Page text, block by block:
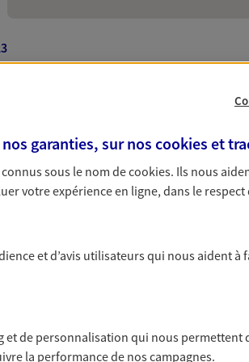
3
AXA à
en assurances vous attendent
mais aussi pour votre habitation
à vous offrir un excellent
garanties, sur noscookies et
sous le nom decookies. Ils nous
votre expérience en ligne, dans le respect
et d’avis utilisateurs qui nous aident à
et de personnalisation qui nous permettent
la performance de nos campagnes.